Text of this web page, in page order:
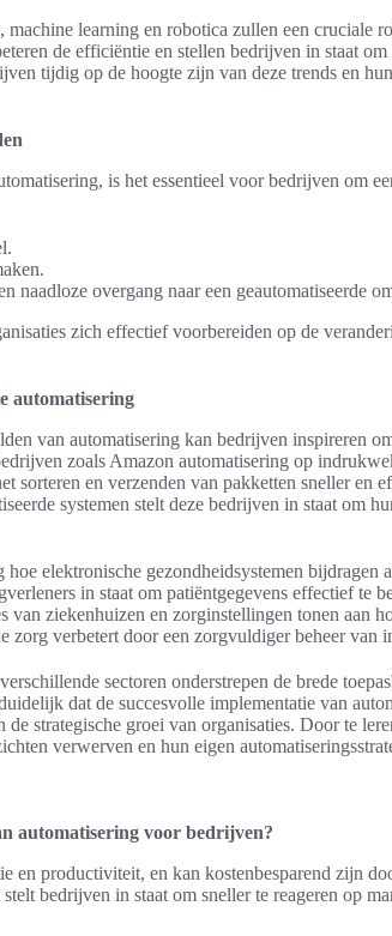
learning en robotica zullen een cruciale
de efficiëntie en stellen bedrijven in staat
tijdig op de hoogte zijn van deze trends en
is het essentieel voor bedrijven om
naadloze overgang naar een geautomatiseerde
zich effectief voorbereiden op de
automatisering
van automatisering kan bedrijven inspireren
zoals Amazon automatisering op
sorteren en verzenden van pakketten sneller en
systemen stelt deze bedrijven in staat om
elektronische gezondheidsystemen bijdragen
in staat om patiëntgegevens effectief te
van ziekenhuizen en zorginstellingen tonen aan
zorg verbetert door een zorgvuldiger beheer van
sectoren onderstrepen de brede
dat de succesvolle implementatie van
strategische groei van organisaties. Door te
verwerven en hun eigen
automatisering voor bedrijven?
en productiviteit, en kan kostenbesparend zijn
bedrijven in staat om sneller te reageren op